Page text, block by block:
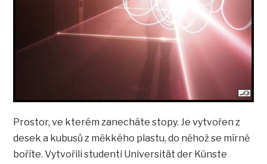
Prostor, ve kterém zanecháte stopy. Je vytvořen z
desek a kubusů z měkkého plastu, do něhož se mírně
boříte. Vytvořili studenti Universität der Künste